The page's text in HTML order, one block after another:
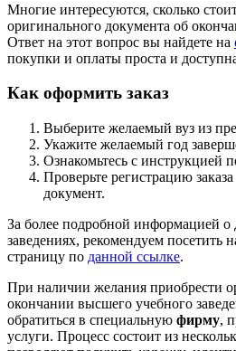
Многие интересуются, сколько
оригинального документа об
Ответ на этот вопрос вы найдете на
покупки и оплаты проста и
Как оформить заказ
Выберите желаемый вуз из
Укажите желаемый год
Ознакомьтесь с инструкцией
Проверьте регистрацию
документ.
За более подробной информацией о
заведениях, рекомендуем посетить
страницу по данной ссылке.
При наличии желания приобрести
окончании высшего учебного
обратиться в специальную фирму,
услуги. Процесс состоит из